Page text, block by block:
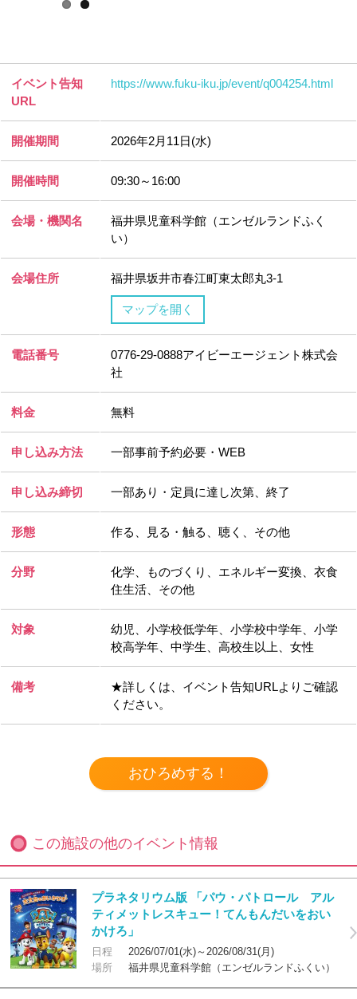
イベント告知
URL
https://www.fuku-iku.jp/event/q004254.html
開催期間 2026年2月11日(水)
開催時間 09:30～16:00
会場・機関名
福井県児童科学館（エンゼルランドふく
い）
会場住所 福井県坂井市春江町東太郎丸3-1
マップを開く
電話番号
0776-29-0888アイビーエージェント株式会
社
料金 無料
申し込み方法 一部事前予約必要・WEB
申し込み締切 一部あり・定員に達し次第、終了
形態 作る、見る・触る、聴く、その他
分野
化学、ものづくり、エネルギー変換、衣食
住生活、その他
対象
幼児、小学校低学年、小学校中学年、小学
校高学年、中学生、高校生以上、女性
備考
★詳しくは、イベント告知URLよりご確認
ください。
この施設の他のイベント情報
プラネタリウム版 「パウ・パトロール アル
ティメットレスキュー！てんもんだいをおい
かけろ」
日程
2026/07/01(水)～2026/08/31(月)
場所
福井県児童科学館（エンゼルランドふくい）